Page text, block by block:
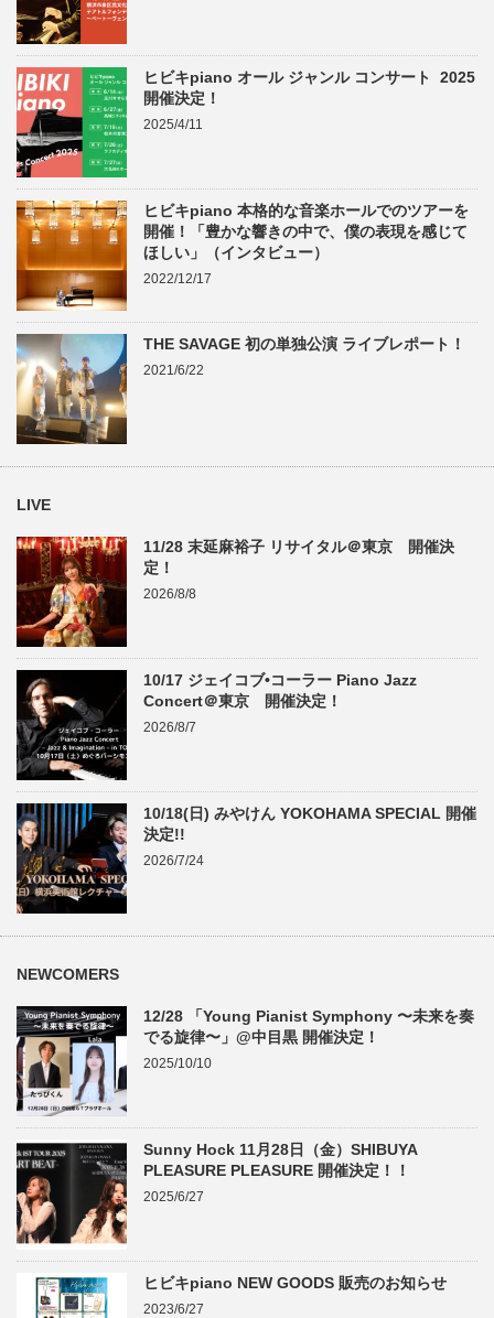
ヒビキpiano オール ジャンル コンサート 2025
開催決定！
2025/4/11
ヒビキpiano 本格的な音楽ホールでのツアーを
開催！「豊かな響きの中で、僕の表現を感じて
ほしい」（インタビュー）
2022/12/17
THE SAVAGE 初の単独公演 ライブレポート！
2021/6/22
LIVE
11/28 末延麻裕子 リサイタル＠東京 開催決
定！
2026/8/8
10/17 ジェイコブ•コーラー Piano Jazz
Concert＠東京 開催決定！
2026/8/7
10/18(日) みやけん YOKOHAMA SPECIAL 開催
決定!!
2026/7/24
NEWCOMERS
12/28 「Young Pianist Symphony 〜未来を奏
でる旋律〜」@中目黒 開催決定！
2025/10/10
Sunny Hock 11月28日（金）SHIBUYA
PLEASURE PLEASURE 開催決定！！
2025/6/27
ヒビキpiano NEW GOODS 販売のお知らせ
2023/6/27